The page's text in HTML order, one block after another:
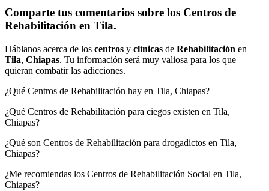
Comparte tus comentarios sobre los Centros de
Rehabilitación en Tila.
Háblanos acerca de los centros y clínicas de Rehabilitación en
Tila, Chiapas. Tu información será muy valiosa para los que
quieran combatir las adicciones.
¿Qué Centros de Rehabilitación hay en Tila, Chiapas?
¿Qué Centros de Rehabilitación para ciegos existen en Tila,
Chiapas?
¿Qué son Centros de Rehabilitación para drogadictos en Tila,
Chiapas?
¿Me recomiendas los Centros de Rehabilitación Social en Tila,
Chiapas?